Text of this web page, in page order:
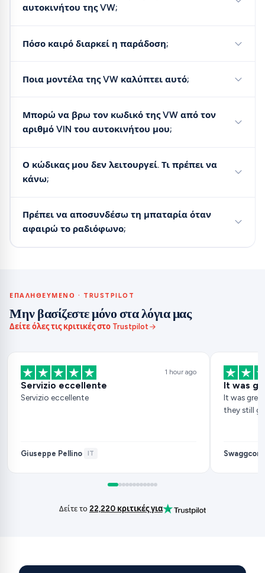
αυτοκινήτου της VW;
Πόσο καιρό διαρκεί η παράδοση;
Ποια μοντέλα της VW καλύπτει αυτό;
Μπορώ να βρω τον κωδικό της VW από τον
αριθμό VIN του αυτοκινήτου μου;
Ο κώδικας μου δεν λειτουργεί. Τι πρέπει να
κάνω;
Πρέπει να αποσυνδέσω τη μπαταρία όταν
αφαιρώ το ραδιόφωνο;
ΕΠΑΛΗΘΕΥΜΈΝΟ · TRUSTPILOT
Μην βασίζεστε μόνο στα λόγια μας
Δείτε όλες τις κριτικές στο Trustpilot
1 hour ago
Servizio eccellente
Servizio eccellente
Giuseppe Pellino· IT
It was
It was
they still
Swaggcorn
Δείτε το 22,220 κριτικές για